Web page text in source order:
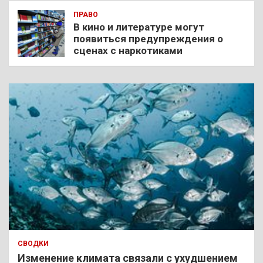
ПРАВО
В кино и литературе могут
появиться предупреждения о
сценах с наркотиками
СВОДКИ
Изменение климата связали с ухудшением